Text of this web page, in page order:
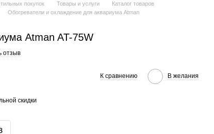
покупок Товары и услуги
Каталог товаров
Обогреватели и охлаждение для аквариума Atman
Atman AT-75W
отзыв
К сравнению В желания
скидки